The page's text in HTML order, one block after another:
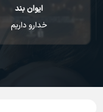
ایوان بند
خدارو داریم